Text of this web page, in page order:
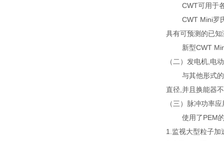
CWT可用于各
CWT Mini罗氏
具有可预测的已
新型CWT
（二）发电机,电
与其他形式的电
直径,并且换能器
（三）脉冲功率应
使用了PEM的
1.监视大型粒子加